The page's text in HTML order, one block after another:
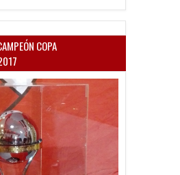
COPA